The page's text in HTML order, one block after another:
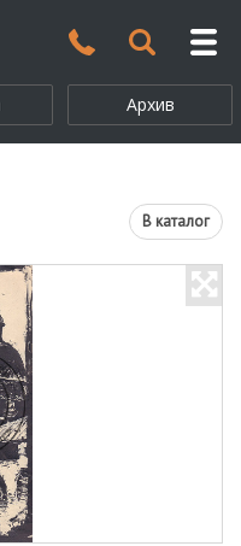
Архив
В каталог